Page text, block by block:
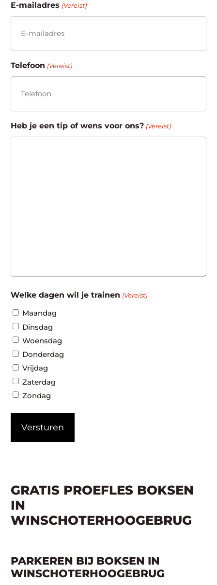
E-mailadres (Vereist)
Telefoon (Vereist)
Heb je een tip of wens voor ons? (Vereist)
Welke dagen wil je trainen (Vereist)
Maandag
Dinsdag
Woensdag
Donderdag
Vrijdag
Zaterdag
Zondag
GRATIS PROEFLES BOKSEN
IN
WINSCHOTERHOOGEBRUG
PARKEREN BIJ BOKSEN IN
WINSCHOTERHOOGEBRUG